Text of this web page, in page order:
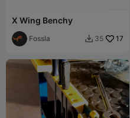
X Wing Benchy
Fossla  35 17